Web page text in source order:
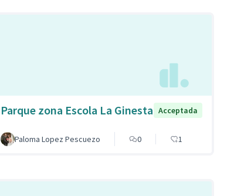
Parque zona Escola La Ginesta Acceptada
Paloma Lopez Pescuezo 0 1